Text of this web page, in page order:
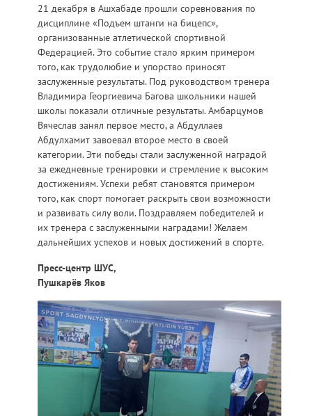
21 декабря в Ашхабаде прошли соревнования по
дисциплине «Подъем штанги на бицепс»,
организованные атлетической спортивной
Федерацией. Это событие стало ярким примером
того, как трудолюбие и упорство приносят
заслуженные результаты. Под руководством тренера
Владимира Георгиевича Багова школьники нашей
школы показали отличные результаты. Амбарцумов
Вячеслав занял первое место, а Абдуллаев
Абдулхамит завоевал второе место в своей
категории. Эти победы стали заслуженной наградой
за ежедневные тренировки и стремление к высоким
достижениям. Успехи ребят становятся примером
того, как спорт помогает раскрыть свои возможности
и развивать силу воли. Поздравляем победителей и
их тренера с заслуженными наградами! Желаем
дальнейших успехов и новых достижений в спорте.
Пресс-центр ШУС,
Пушкарёв Яков